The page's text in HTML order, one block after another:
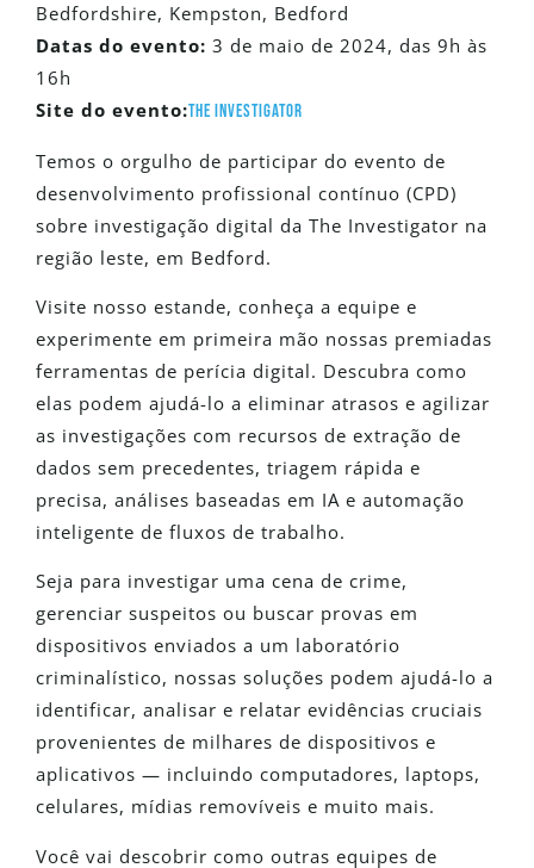
Bedfordshire, Kempston, Bedford
Datas do evento: 3 de maio de 2024, das 9h às
16h
Site do evento:The Investigator
Temos o orgulho de participar do evento de
desenvolvimento profissional contínuo (CPD)
sobre investigação digital da The Investigator na
região leste, em Bedford.
Visite nosso estande, conheça a equipe e
experimente em primeira mão nossas premiadas
ferramentas de perícia digital. Descubra como
elas podem ajudá-lo a eliminar atrasos e agilizar
as investigações com recursos de extração de
dados sem precedentes, triagem rápida e
precisa, análises baseadas em IA e automação
inteligente de fluxos de trabalho.
Seja para investigar uma cena de crime,
gerenciar suspeitos ou buscar provas em
dispositivos enviados a um laboratório
criminalístico, nossas soluções podem ajudá-lo a
identificar, analisar e relatar evidências cruciais
provenientes de milhares de dispositivos e
aplicativos — incluindo computadores, laptops,
celulares, mídias removíveis e muito mais.
Você vai descobrir como outras equipes de